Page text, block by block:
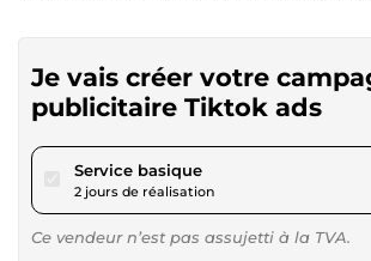
Je vais créer votre
publicitaire Tiktok ads
Service basiquepour 17,28 $US
2 jours de réalisation
Ce vendeur n’est pas assujetti à la TVA.